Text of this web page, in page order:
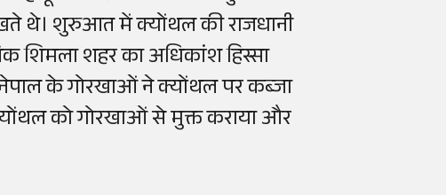
थे। शुरुआत में क्योंथल की राजधानी
शिमला शहर का अधिकांश हिस्सा
के गोरखाओं ने क्योंथल पर कब्जा
को गोरखाओं से मुक्त कराया और